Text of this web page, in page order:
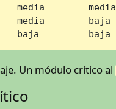
media
media        baja
baja         baja
Un módulo crítico al